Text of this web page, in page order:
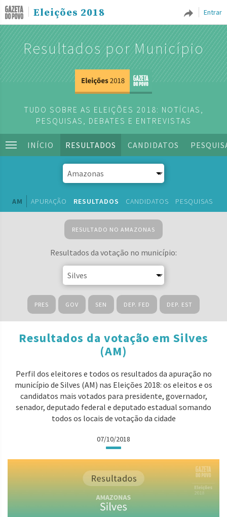
Entrar
Eleições 2018
Resultados por Município
TUDO SOBRE AS ELEIÇÕES 2018: NOTÍCIAS,
PESQUISAS, DEBATES E ENTREVISTAS
INÍCIO RESULTADOS CANDIDATOS
AM APURAÇÃO RESULTADOS CANDIDATOS PESQUISAS
RESULTADO NO AMAZONAS
Resultados da votação no município:
PRES GOV SEN DEP. FED DEP. EST
Resultados da votação em Silves
(AM)
Perfil dos eleitores e todos os resultados da apuração no
município de Silves (AM) nas Eleições 2018: os eleitos e os
candidatos mais votados para presidente, governador,
senador, deputado federal e deputado estadual somando
todos os locais de votação da cidade
07/10/2018